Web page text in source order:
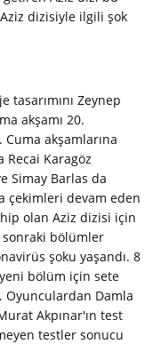
dizisiyle ilgili şok
tasarımını Zeynep
akşamı 20.
akşamlarına
Karagöz
Simay Barlas da
çekimleri devam eden
olan Aziz dizisi için
bölümler
şoku yaşandı. 8
bölüm için sete
Oyunculardan Damla
Akpınar'ın test
testler sonucu